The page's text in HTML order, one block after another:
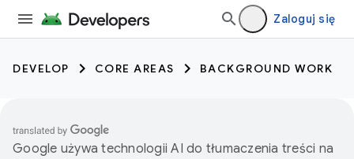
Zaloguj się
DEVELOP CORE AREAS BACKGROUND WORK
Google używa technologii AI do tłumaczenia treści na